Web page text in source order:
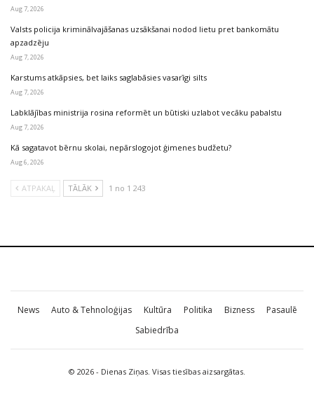
Aug 7, 2026
Valsts policija kriminālvajāšanas uzsākšanai nodod lietu pret bankomātu
apzadzēju
Aug 7, 2026
Karstums atkāpsies, bet laiks saglabāsies vasarīgi silts
Aug 7, 2026
Labklājības ministrija rosina reformēt un būtiski uzlabot vecāku pabalstu
Aug 7, 2026
Kā sagatavot bērnu skolai, nepārslogojot ģimenes budžetu?
Aug 6, 2026
ATPAKAĻ TĀLĀK 1 no 1 243
News Auto & Tehnoloģijas Kultūra Politika Bizness
Pasaulē
Sabiedrība
© 2026 - Dienas Ziņas. Visas tiesības aizsargātas.